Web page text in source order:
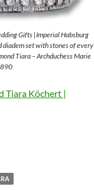
Gifts |Imperial Habsburg
set with stones of every
Tiara – Archduchess Marie
Tiara Köchert |